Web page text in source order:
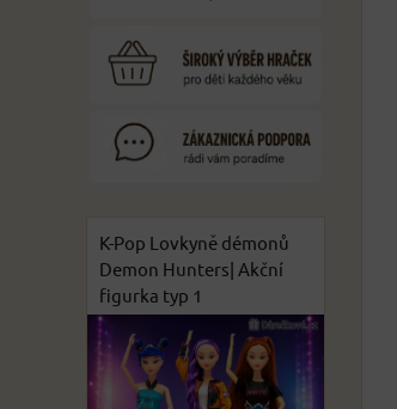
K-Pop Lovkyně démonů
Demon Hunters| Akční
figurka typ 1